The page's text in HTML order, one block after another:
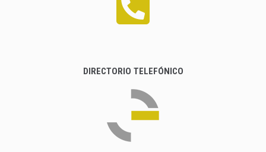
DIRECTORIO TELEFÓNICO